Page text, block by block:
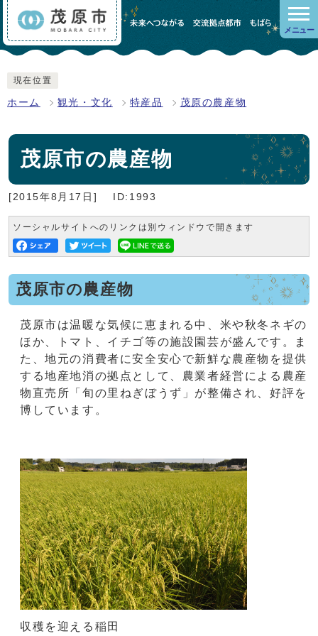
メニュー
現在位置
ホーム 観光・文化 特産品 茂原の農産物
茂原市の農産物
[2015年8月17日] ID:1993
ソーシャルサイトへのリンクは別ウィンドウで開きます
茂原市の農産物
茂原市は温暖な気候に恵まれる中、米や秋冬ネギの
ほか、トマト、イチゴ等の施設園芸が盛んです。ま
た、地元の消費者に安全安心で新鮮な農産物を提供
する地産地消の拠点として、農業者経営による農産
物直売所「旬の里ねぎぼうず」が整備され、好評を
博しています。
収穫を迎える稲田